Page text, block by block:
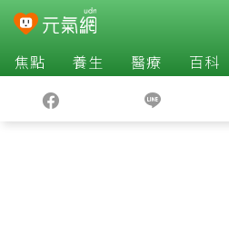
焦點 養生 醫療 百科